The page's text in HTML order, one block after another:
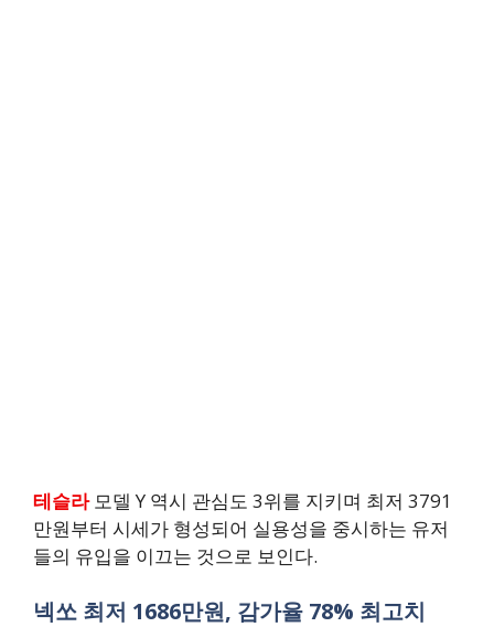
테슬라모델 Y 역시 관심도 3위를 지키며 최저 3791
만원부터 시세가 형성되어 실용성을 중시하는 유저
들의 유입을 이끄는 것으로 보인다.
넥쏘 최저 1686만원, 감가율 78% 최고치